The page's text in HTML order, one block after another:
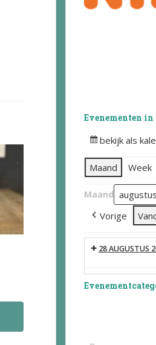
Evenementen in
bekijk als
Maand Week
Maand
Vorige
28 AUGUSTUS